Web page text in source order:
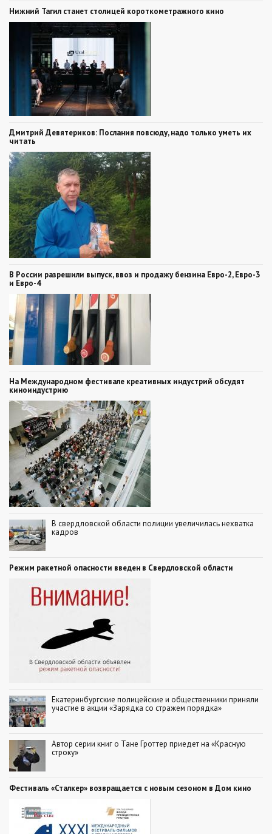
Нижний Тагил станет столицей короткометражного кино
Дмитрий Девятериков: Послания повсюду, надо только уметь их
читать
В России разрешили выпуск, ввоз и продажу бензина Евро-2, Евро-3
и Евро-4
На Международном фестивале креативных индустрий обсудят
киноиндустрию
В свердловской области полиции увеличилась нехватка
кадров
Режим ракетной опасности введен в Свердловской области
Екатеринбургские полицейские и общественники приняли
участие в акции «Зарядка со стражем порядка»
Автор серии книг о Тане Гроттер приедет на «Красную
строку»
Фестиваль «Сталкер» возвращается с новым сезоном в Дом кино